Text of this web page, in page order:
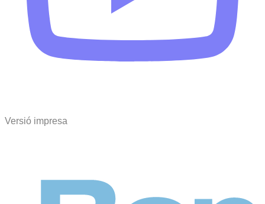
Versió impresa